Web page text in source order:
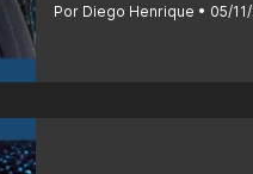
Por Diego Henrique 05/